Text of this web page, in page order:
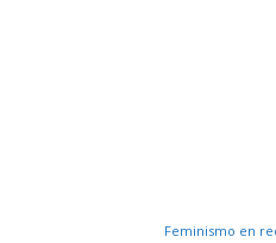
Feminismo en